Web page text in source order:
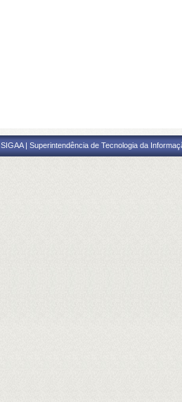
SIGAA | Superintendência de Tecnologia da